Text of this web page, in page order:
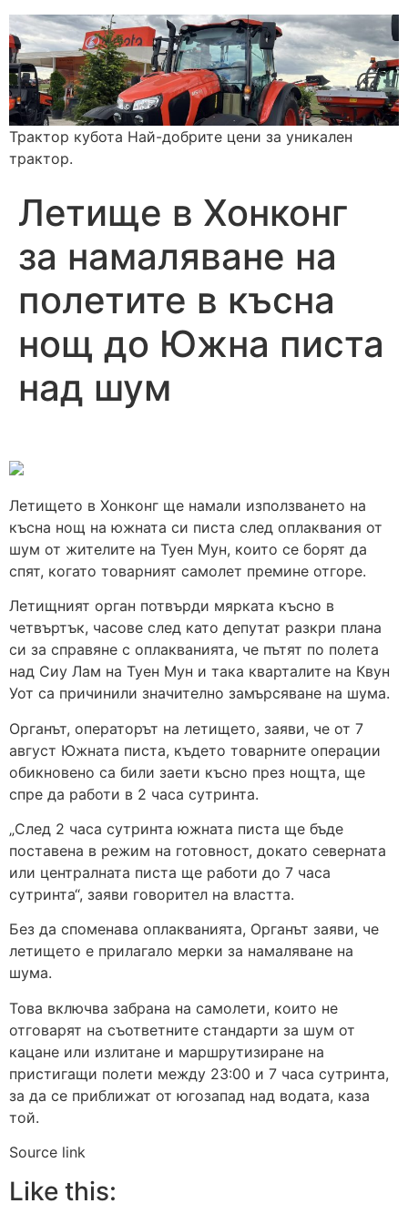
Трактор кубота Най-добрите цени за уникален
трактор.
Летище в Хонконг
за намаляване на
полетите в късна
нощ до Южна писта
над шум
Летището в Хонконг ще намали използването на
късна нощ на южната си писта след оплаквания от
шум от жителите на Туен Мун, които се борят да
спят, когато товарният самолет премине отгоре.
Летищният орган потвърди мярката късно в
четвъртък, часове след като депутат разкри плана
си за справяне с оплакванията, че пътят по полета
над Сиу Лам на Туен Мун и така кварталите на Квун
Уот са причинили значително замърсяване на шума.
Органът, операторът на летището, заяви, че от 7
август Южната писта, където товарните операции
обикновено са били заети късно през нощта, ще
спре да работи в 2 часа сутринта.
„След 2 часа сутринта южната писта ще бъде
поставена в режим на готовност, докато северната
или централната писта ще работи до 7 часа
сутринта“, заяви говорител на властта.
Без да споменава оплакванията, Органът заяви, че
летището е прилагало мерки за намаляване на
шума.
Това включва забрана на самолети, които не
отговарят на съответните стандарти за шум от
кацане или излитане и маршрутизиране на
пристигащи полети между 23:00 и 7 часа сутринта,
за да се приближат от югозапад над водата, каза
той.
Source link
Like this: